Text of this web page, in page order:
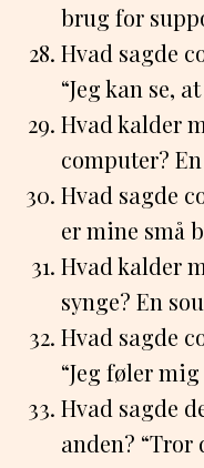
brug for
Hvad sagde
“Jeg kan se,
Hvad kalder
computer?
Hvad sagde
er mine små
Hvad kalder
synge? En
Hvad sagde
“Jeg føler
Hvad sagde
anden? “Tror